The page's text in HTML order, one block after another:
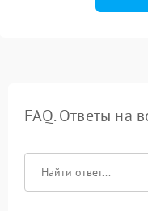
FAQ. Ответы на